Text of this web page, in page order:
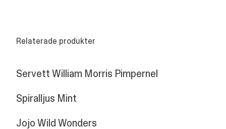
Relaterade produkter
Servett William Morris Pimpernel
Spiralljus Mint
Jojo Wild Wonders